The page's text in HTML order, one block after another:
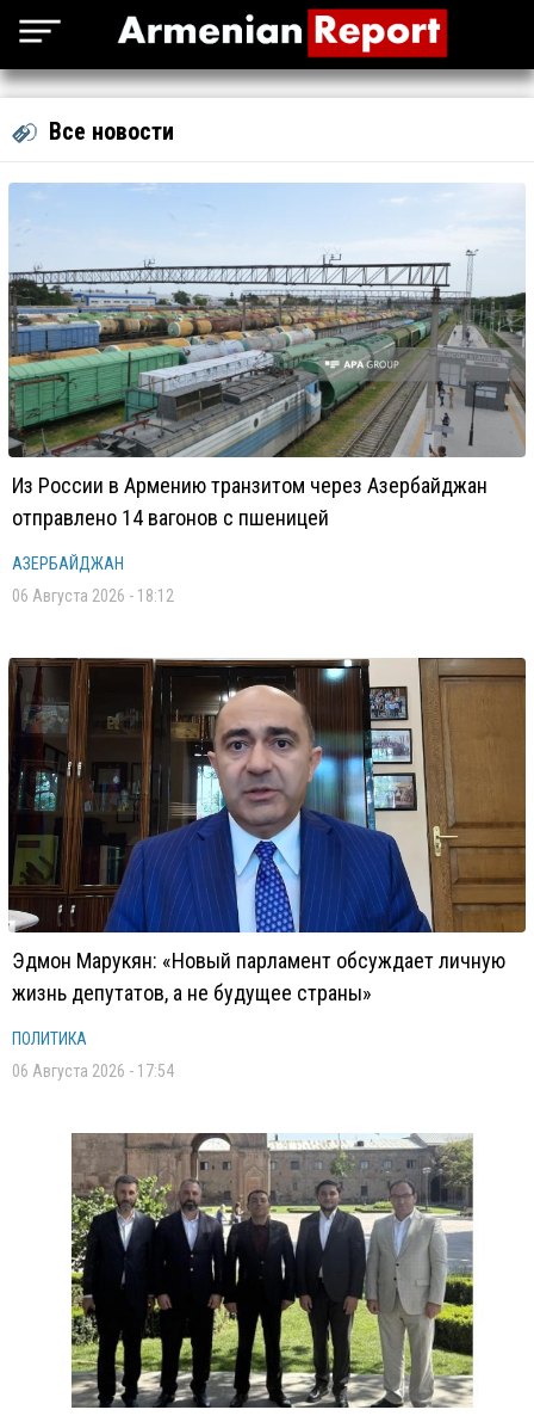
Все новости
Из России в Армению транзитом через Азербайджан
отправлено 14 вагонов с пшеницей
АЗЕРБАЙДЖАН
06 Августа 2026 - 18:12
Эдмон Марукян: «Новый парламент обсуждает личную
жизнь депутатов, а не будущее страны»
ПОЛИТИКА
06 Августа 2026 - 17:54